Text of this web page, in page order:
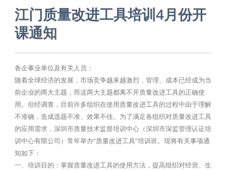
江门质量改进工具培训4月份开
课通知
各企事业单位及有关人员：
随着全球经济的发展，市场竞争越来越激烈，管理、成本已经成为当
前企业的两大主题，而这两大主题都离不开质量改进工具的正确使
用。但经调查，目前许多组织在使用质量改进工具的过程中由于理解
不准确，造成选题不准、效果不佳。为了满足各组织对质量改进工具
的应用需求，深圳市质量技术监督培训中心（深圳市深监管理认证培
训中心有限公司）常年举办“质量改进工具”培训班。现将有关事项通
知如下：
一、培训目的：掌握质量改进工具的使用方法，提高组织对经营、生